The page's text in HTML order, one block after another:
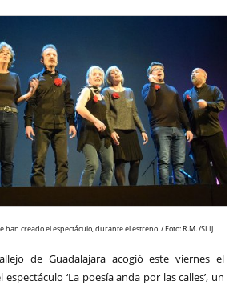
han creado el espectáculo, durante el estreno. / Foto: R.M. /SLIJ
de Guadalajara acogió este viernes el
‘La poesía anda por las calles’, un